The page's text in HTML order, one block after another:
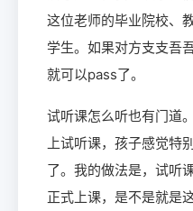
这位老师的毕业院校、
学生。如果对方支支吾
就可以pass了。
试听课怎么听也有门道
上试听课，孩子感觉特
了。我的做法是，试听
正式上课，是不是就是